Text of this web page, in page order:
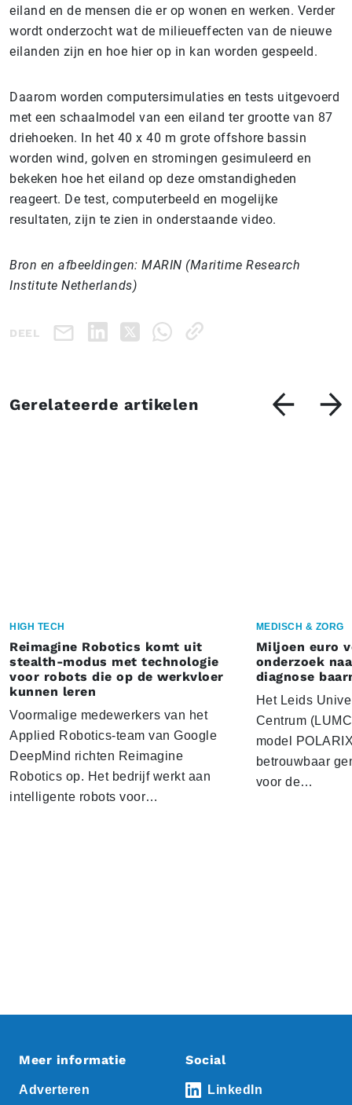
eiland en de mensen die er op wonen en werken. Verder
wordt onderzocht wat de milieueffecten van de nieuwe
eilanden zijn en hoe hier op in kan worden gespeeld.
Daarom worden computersimulaties en tests uitgevoerd
met een schaalmodel van een eiland ter grootte van 87
driehoeken. In het 40 x 40 m grote offshore bassin
worden wind, golven en stromingen gesimuleerd en
bekeken hoe het eiland op deze omstandigheden
reageert. De test, computerbeeld en mogelijke
resultaten, zijn te zien in onderstaande video.
Bron en afbeeldingen: MARIN (Maritime Research
Institute Netherlands)
DEEL
Gerelateerde artikelen
HIGH TECH
Reimagine Robotics komt uit
stealth-modus met technologie
voor robots die op de werkvloer
kunnen leren
Voormalige medewerkers van het
Applied Robotics-team van Google
DeepMind richten Reimagine
Robotics op. Het bedrijf werkt aan
intelligente robots voor…
MEDISCH & ZORG
Miljoen euro
onderzoek
diagnose
Het Leids
Centrum
model
betrouwbaar
voor de…
Meer informatie
Adverteren
Social
LinkedIn